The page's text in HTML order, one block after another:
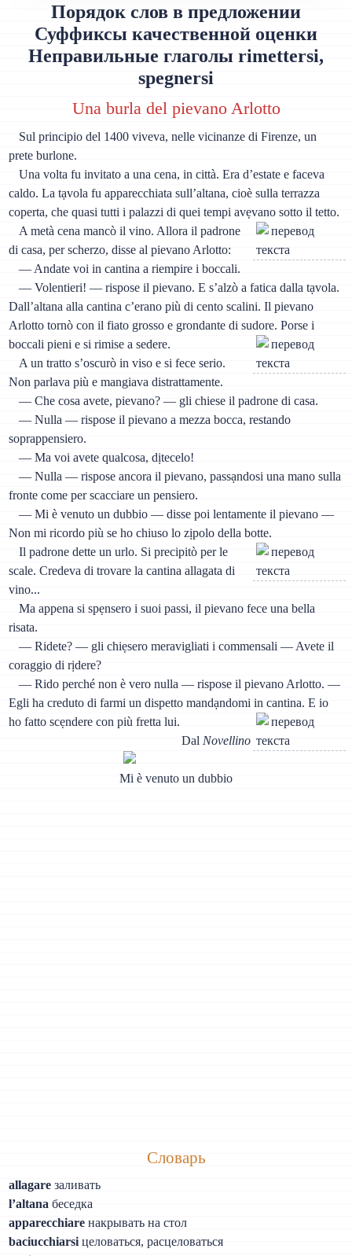
Порядок слов в предложении
Суффиксы качественной оценки
Неправильные глаголы rimettersi,
spegnersi
Una burla del pievano Arlotto
Sul principio del 1400 viveva, nelle vicinanze di Firenze, un
prete burlone.
Una volta fu invitato a una cena, in città. Era d’estate e faceva
caldo. La tạvola fu apparecchiata sull’altana, cioè sulla terrazza
coperta, che quasi tutti i palazzi di quei tempi avẹvano sotto il tetto.
A metà cena mancò il vino. Allora il padrone
di casa, per scherzo, disse al pievano Arlotto:
— Andate voi in cantina a riempire i boccali.
— Volentieri! — rispose il pievano. E s’alzò a fatica dalla tạvola.
Dall’altana alla cantina c’erano più di cento scalini. Il pievano
Arlotto tornò con il fiato grosso e grondante di sudore. Porse i
boccali pieni e si rimise a sedere.
A un tratto s’oscurò in viso e si fece serio.
Non parlava più e mangiava distrattamente.
— Che cosa avete, pievano? — gli chiese il padrone di casa.
— Nulla — rispose il pievano a mezza bocca, restando
soprappensiero.
— Ma voi avete qualcosa, dịtecelo!
— Nulla — rispose ancora il pievano, passạndosi una mano sulla
fronte come per scacciare un pensiero.
— Mi è venuto un dubbio — disse poi lentamente il pievano —
Non mi ricordo più se ho chiuso lo zịpolo della botte.
Il padrone dette un urlo. Si precipitò per le
scale. Credeva di trovare la cantina allagata di
vino...
Ma appena si spẹnsero i suoi passi, il pievano fece una bella
risata.
— Ridete? — gli chiẹsero meravigliati i commensali — Avete il
coraggio di rịdere?
— Rido perché non è vero nulla — rispose il pievano Arlotto. —
Egli ha creduto di farmi un dispetto mandạndomi in cantina. E io
ho fatto scẹndere con più fretta lui.
Dal Novellino
Mi è venuto un dubbio
Словарь
allagare заливать
l’altana беседка
apparecchiare накрывать на стол
baciucchiarsi целоваться, расцеловаться